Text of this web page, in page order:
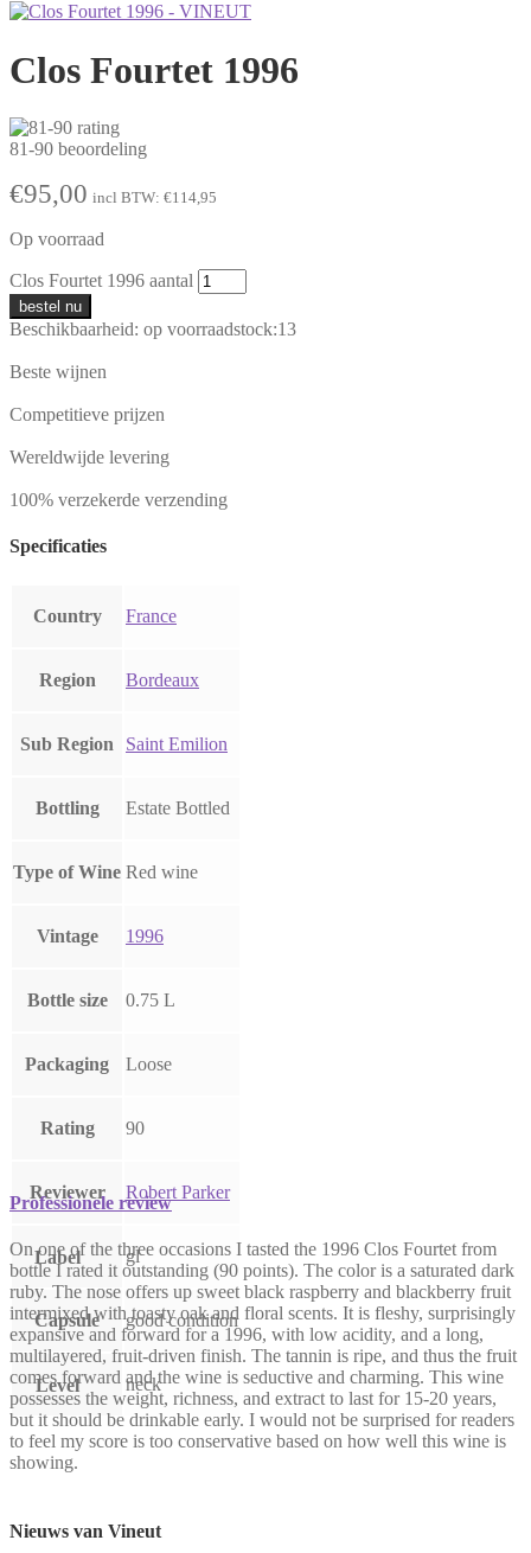
Clos Fourtet 1996
81-90 beoordeling
€95,00 incl BTW: €114,95
Op voorraad
Clos Fourtet 1996 aantal
bestel nu
Beschikbaarheid: op voorraadstock:13
Beste wijnen
Competitieve prijzen
Wereldwijde levering
100% verzekerde verzending
Specificaties
Country France
Region Bordeaux
Sub Region Saint Emilion
Bottling Estate Bottled
Type of Wine Red wine
Vintage 1996
Bottle size 0.75 L
Packaging Loose
Rating 90
Reviewer Robert Parker
Label gl
Capsule good condition
Level neck
Professionele review
On one of the three occasions I tasted the 1996 Clos Fourtet from
bottle I rated it outstanding (90 points). The color is a saturated dark
ruby. The nose offers up sweet black raspberry and blackberry fruit
intermixed with toasty oak and floral scents. It is fleshy, surprisingly
expansive and forward for a 1996, with low acidity, and a long,
multilayered, fruit-driven finish. The tannin is ripe, and thus the fruit
comes forward and the wine is seductive and charming. This wine
possesses the weight, richness, and extract to last for 15-20 years,
but it should be drinkable early. I would not be surprised for readers
to feel my score is too conservative based on how well this wine is
showing.
Nieuws van Vineut